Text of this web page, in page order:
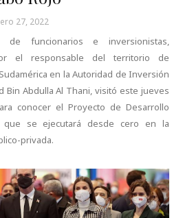
27, 2022
de funcionarios e inversionistas,
el responsable del territorio de
en la Autoridad de Inversión
Bin Abdulla Al Thani, visitó este jueves
conocer el Proyecto de Desarrollo
que se ejecutará desde cero en la
privada.